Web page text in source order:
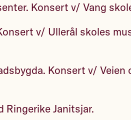
Konsert v/ Vang
v/ Ullerål skoles
Konsert v/ Veien
Ringerike Janitsjar.